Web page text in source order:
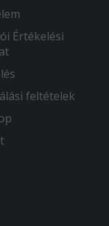
Értékelési
feltételek